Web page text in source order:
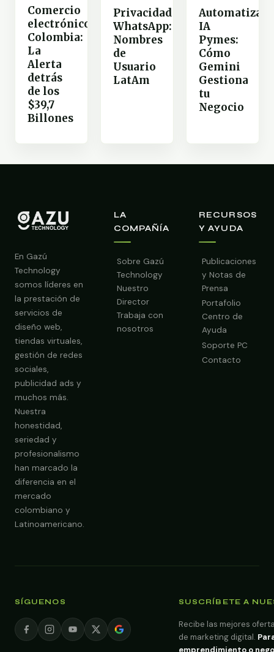
Comercio
electrónico
Colombia:
La
Alerta
detrás
de los
$39,7
Billones
Privacidad
WhatsApp:
Nombres
de
Usuario
LatAm
IA
Pymes:
Cómo
Gemini
Gestiona
tu
Negocio
En Gazú
Technology
somos líderes en
la prestación de
servicios de
diseño web,
tiendas virtuales,
gestión de redes
sociales,
publicidad ads y
muchos más.
Nuestra
honestidad,
seriedad y
profesionalismo
han marcado la
diferencia en el
mercado
colombiano y
Latinoamericano.
LA
COMPAÑÍA
Sobre Gazú
Technology
Nuestro
Director
Trabaja con
nosotros
RECURSOS
Y AYUDA
Publicaciones
y Notas de
Prensa
Portafolio
Centro de
Ayuda
Soporte PC
Contacto
SÍGUENOS SUSCRÍBETE A
Recibe las mejores
de marketing digital.
emprendimiento o